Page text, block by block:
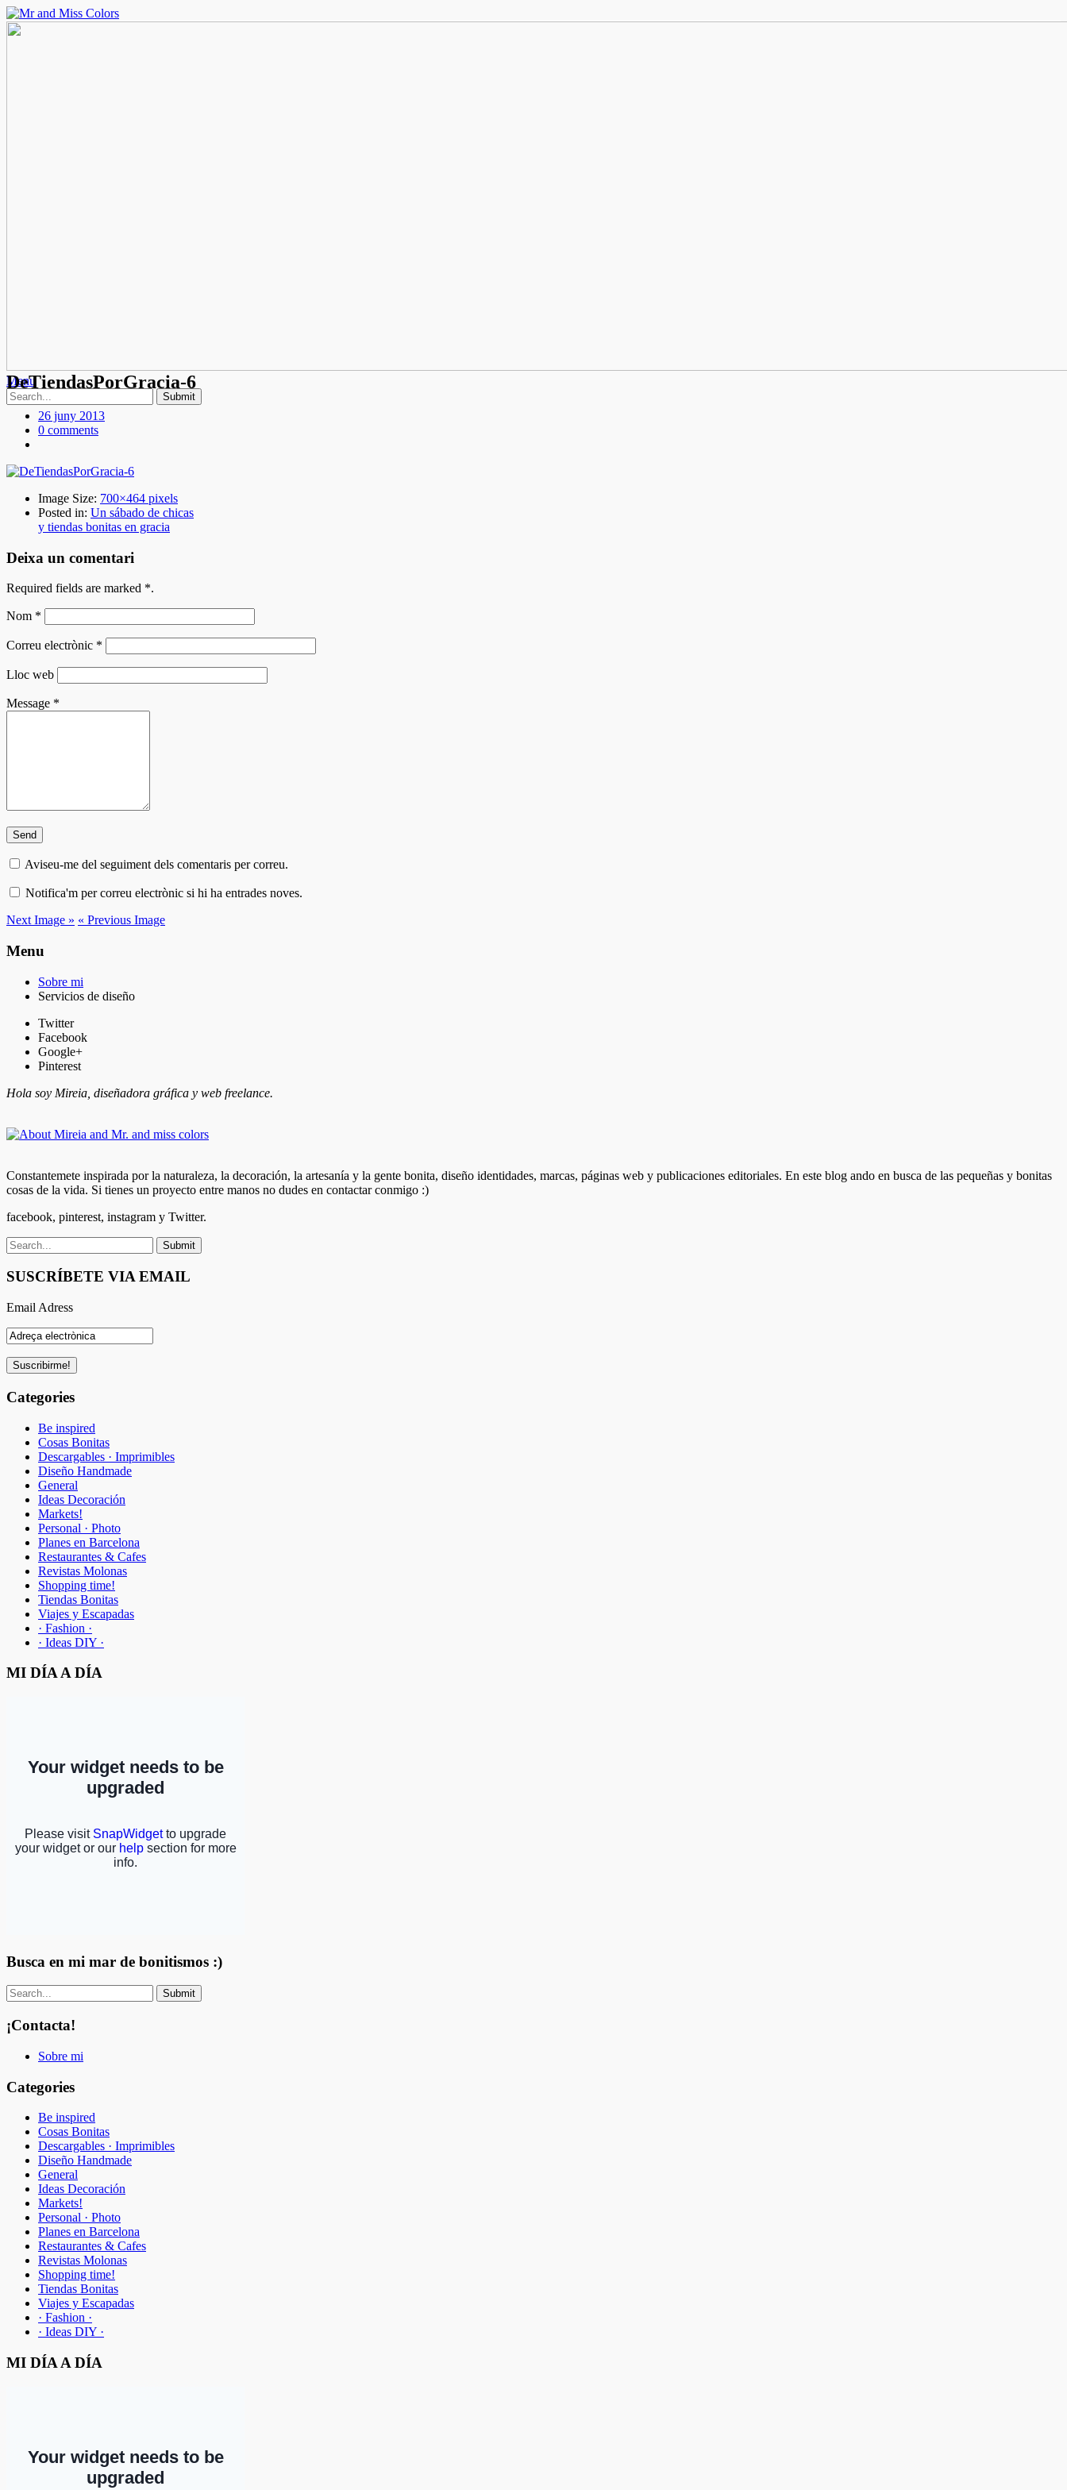
Menu
DeTiendasPorGracia-6
26 juny 2013
0 comments
Image Size: 700×464 pixels
Posted in: Un sábado de chicas
y tiendas bonitas en gracia
Deixa un comentari
Required fields are marked *.
Nom *
Correu electrònic *
Lloc web
Message *
Aviseu-me del seguiment dels comentaris per correu.
Notifica'm per correu electrònic si hi ha entrades noves.
Next Image » « Previous Image
Menu
Sobre mi
Servicios de diseño
Twitter
Facebook
Google+
Pinterest
Hola soy Mireia, diseñadora gráfica y web freelance.
Constantemete inspirada por la naturaleza, la decoración, la artesanía y la gente bonita, diseño identidades, marcas, páginas web y publicaciones editoriales. En este blog ando en busca de las pequeñas y bonitas
cosas de la vida. Si tienes un proyecto entre manos no dudes en contactar conmigo :)
facebook, pinterest, instagram y Twitter.
SUSCRÍBETE VIA EMAIL
Email Adress
Categories
Be inspired
Cosas Bonitas
Descargables · Imprimibles
Diseño Handmade
General
Ideas Decoración
Markets!
Personal · Photo
Planes en Barcelona
Restaurantes & Cafes
Revistas Molonas
Shopping time!
Tiendas Bonitas
Viajes y Escapadas
· Fashion ·
· Ideas DIY ·
MI DÍA A DÍA
Busca en mi mar de bonitismos :)
¡Contacta!
Sobre mi
Categories
Be inspired
Cosas Bonitas
Descargables · Imprimibles
Diseño Handmade
General
Ideas Decoración
Markets!
Personal · Photo
Planes en Barcelona
Restaurantes & Cafes
Revistas Molonas
Shopping time!
Tiendas Bonitas
Viajes y Escapadas
· Fashion ·
· Ideas DIY ·
MI DÍA A DÍA